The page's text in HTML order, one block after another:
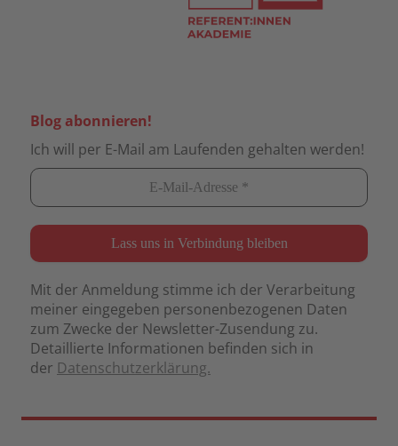
Blog abonnieren!
Ich will per E-Mail am Laufenden gehalten werden!
Mit der Anmeldung stimme ich der Verarbeitung
meiner eingegeben personenbezogenen Daten
zum Zwecke der Newsletter-Zusendung zu.
Detaillierte Informationen befinden sich in
der Datenschutzerklärung.